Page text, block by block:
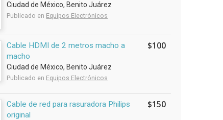
Ciudad de México, Benito Juárez
Publicado en Equipos Electrónicos
Cable HDMI de 2 metros macho a
macho
Ciudad de México, Benito Juárez
Publicado en Equipos Electrónicos
$100
Cable de red para rasuradora Philips
original
$150